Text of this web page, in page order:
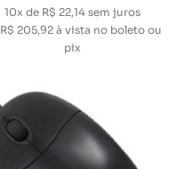
10x de R$ 22,14 sem juros
R$ 205,92à vista no boleto ou
pix